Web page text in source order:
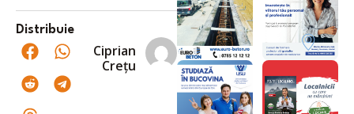
Distribuie
Ciprian
Crețu